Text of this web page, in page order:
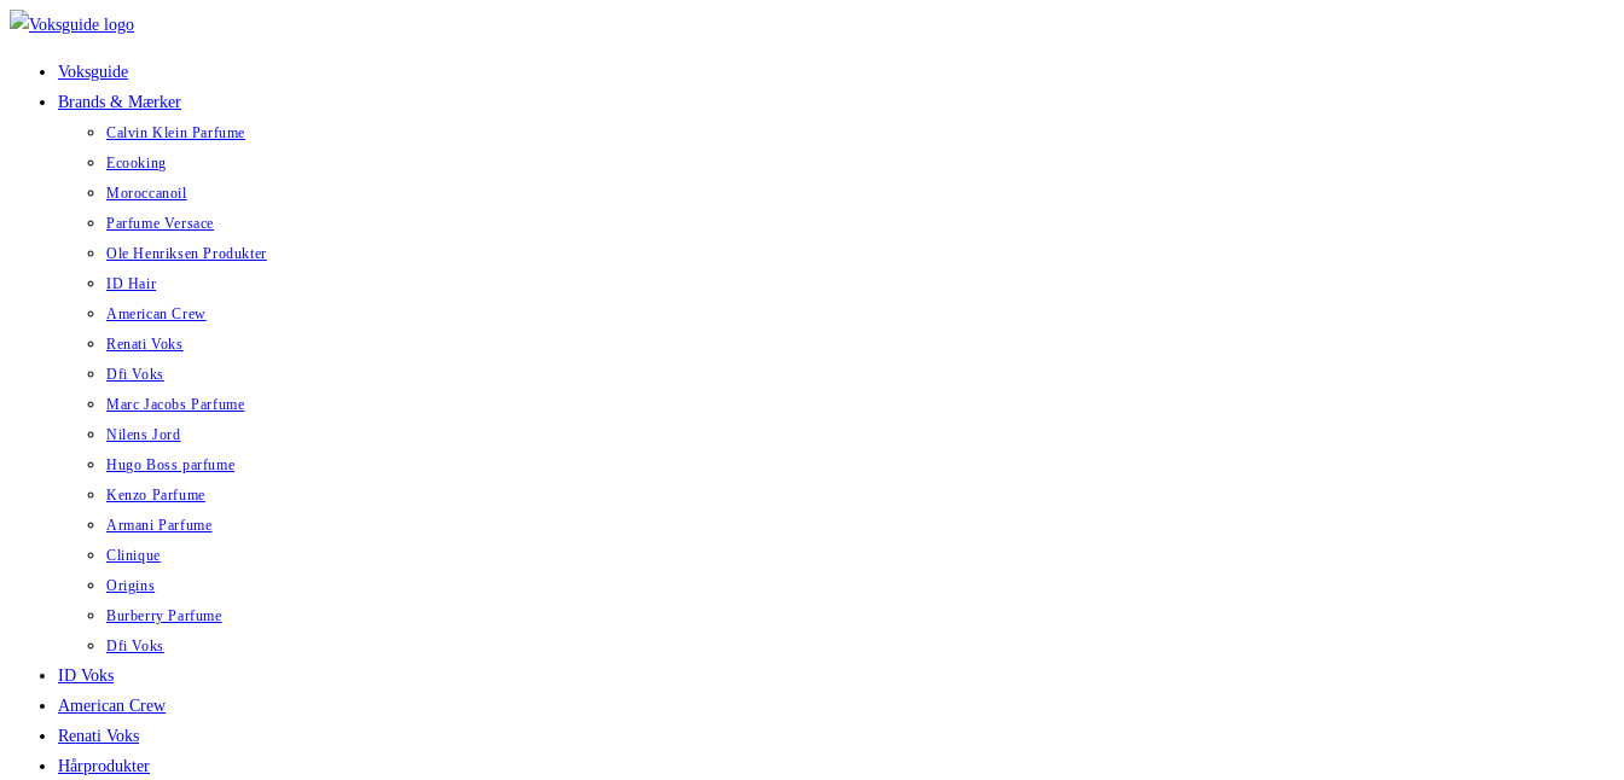
Skip
Voksguide
Brands & Mærker
Calvin Klein Parfume
Ecooking
Moroccanoil
Parfume Versace
Ole Henriksen Produkter
ID Hair
American Crew
Renati Voks
Dfi Voks
Marc Jacobs Parfume
Nilens Jord
Hugo Boss parfume
Kenzo Parfume
Armani Parfume
Clinique
Origins
Burberry Parfume
Dfi Voks
ID Voks
American Crew
Renati Voks
Hårprodukter